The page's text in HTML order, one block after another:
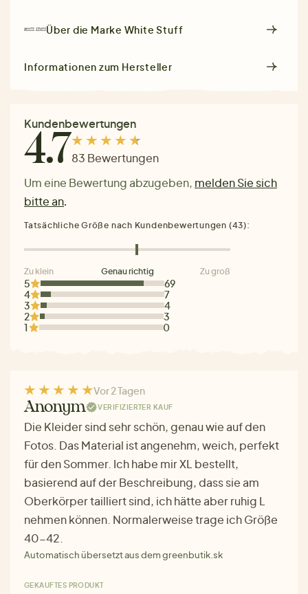
Über die Marke White Stuff
Informationen zum Hersteller
Kundenbewertungen
4.783 Bewertungen
Um eine Bewertung abzugeben, melden Sie sich
bitte an.
5
69
4
7
3
4
2
3
1
0
Tatsächliche Größe nach Kundenbewertungen (43):
Zu klein Genau richtig Zu groß
Vor 2 Tagen
Anonym VERIFIZIERTER KAUF
Die Kleider sind sehr schön, genau wie auf den
Fotos. Das Material ist angenehm, weich, perfekt
für den Sommer. Ich habe mir XL bestellt,
basierend auf der Beschreibung, dass sie am
Oberkörper tailliert sind, ich hätte aber ruhig L
nehmen können. Normalerweise trage ich Größe
40-42.
Automatisch übersetzt aus dem greenbutik.sk
GEKAUFTES PRODUKT